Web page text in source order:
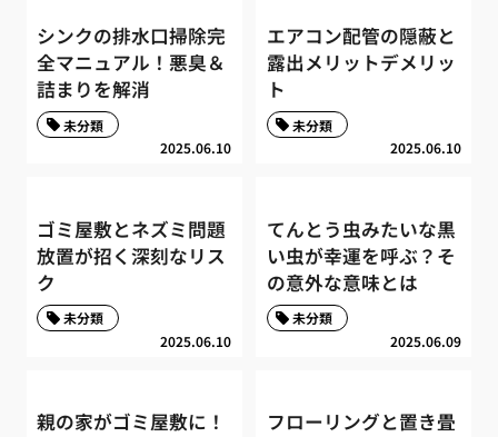
シンクの排水口掃除完
全マニュアル！悪臭＆
詰まりを解消
2025.06.10
未分類
エアコン配管の隠蔽と
露出メリットデメリッ
ト
2025.06.10
未分類
ゴミ屋敷とネズミ問題
放置が招く深刻なリス
ク
2025.06.10
未分類
てんとう虫みたいな黒
い虫が幸運を呼ぶ？そ
の意外な意味とは
2025.06.09
未分類
親の家がゴミ屋敷に！
フローリングと置き畳